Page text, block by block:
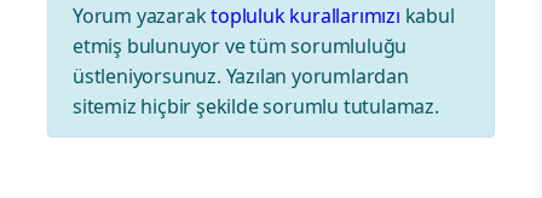
Yorum yazaraktopluluk kurallarımızı kabul
etmiş bulunuyor ve tüm sorumluluğu
üstleniyorsunuz. Yazılan yorumlardan
sitemiz hiçbir şekilde sorumlu tutulamaz.